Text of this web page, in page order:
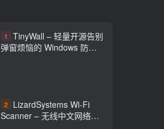
1
TinyWall – 轻量开源告别
弹窗烦恼的 Windows 防火
2
LizardSystems Wi-Fi
Scanner – 无线中文网络扫